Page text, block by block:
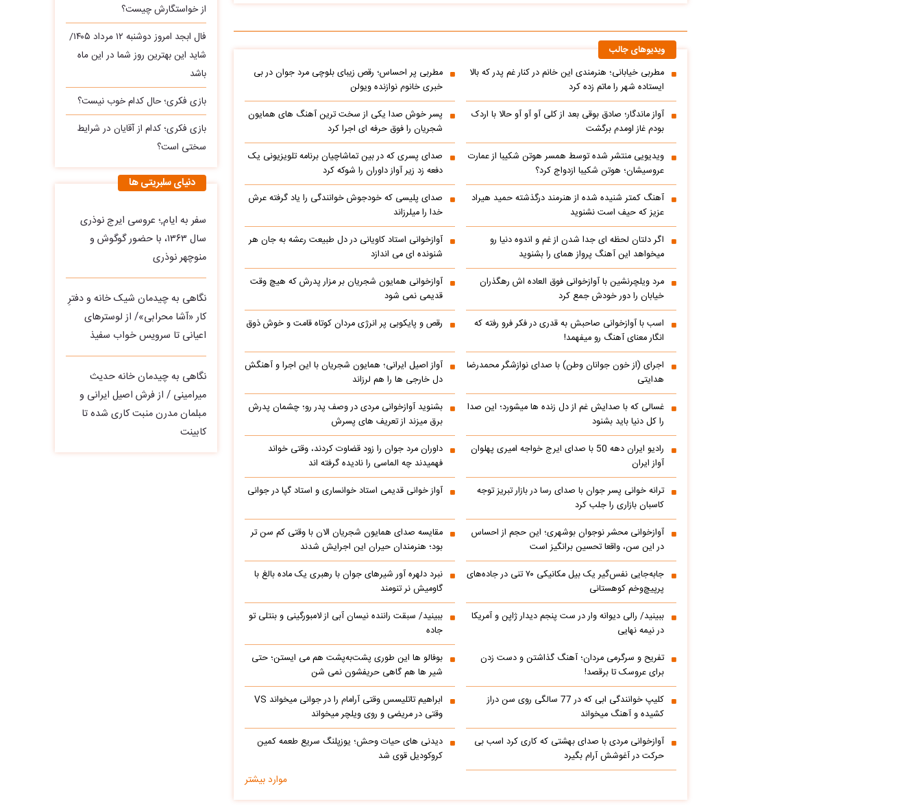
ویدیوهای جالب
مطربی خیابانی؛ هنرمندی این خانم در کنار غم پدر که بالا
ایستاده شهر را ماتم زده کرد
مطربی پر احساس؛ رقص زیبای بلوچی مرد جوان در بی
خبری خانوم نوازنده ویولن
آواز ماندگار؛ صادق بوقی بعد از کلی آو آو آو حالا با اردک
بودم غاز اومدم برگشت
پسر خوش صدا یکی از سخت ترین آهنگ های همایون
شجریان را فوق حرفه ای اجرا کرد
ویدیویی منتشر شده توسط همسر هوتن شکیبا از عمارت
عروسیشان؛ هوتن شکیبا ازدواج کرد؟
صدای پسری که در بین تماشاچیان برنامه تلویزیونی یک
دفعه زد زیر آواز داوران را شوکه کرد
آهنگ کمتر شنیده شده از هنرمند درگذشته حمید هیراد
عزیز که حیف است نشنوید
صدای پلیسی که خودجوش خوانندگی را یاد گرفته عرش
خدا را میلرزاند
اگر دلتان لحظه ای جدا شدن از غم و اندوه دنیا رو
میخواهد این آهنگ پرواز همای را بشنوید
آوازخوانی استاد کاویانی در دل طبیعت رعشه به جان هر
شنونده ای می اندازد
مرد ویلچرنشین با آوازخوانی فوق العاده اش رهگذران
خیابان را دور خودش جمع کرد
آوازخوانی همایون شجریان بر مزار پدرش که هیچ وقت
قدیمی نمی شود
اسب با آوازخوانی صاحبش به قدری در فکر فرو رفته که
انگار معنای آهنگ رو میفهمد!
رقص و پایکوبی پر انرژی مردان کوتاه قامت و خوش ذوق
اجرای (از خون جوانان وطن) با صدای نوازشگر محمدرضا
هدایتی
آواز اصیل ایرانی؛ همایون شجریان با این اجرا و آهنگش
دل خارجی ها را هم لرزاند
غسالی که با صدایش غم از دل زنده ها میشورد؛ این صدا
را کل دنیا باید بشنود
بشنوید آوازخوانی مردی در وصف پدر رو؛ چشمان پدرش
برق میزند از تعریف های پسرش
رادیو ایران دهه 50 با صدای ایرج خواجه امیری پهلوان
آواز ایران
داوران مرد جوان را زود قضاوت کردند، وقتی خواند
فهمیدند چه الماسی را نادیده گرفته اند
ترانه خوانی پسر جوان با صدای رسا در بازار تبریز توجه
کاسبان بازاری را جلب کرد
آواز خوانی قدیمی استاد خوانساری و استاد گپا در جوانی
آوازخوانی محشر نوجوان بوشهری؛ این حجم از احساس
در این سن، واقعا تحسین‌ برانگیز است
مقایسه صدای همایون شجریان الان با وقتی کم سن تر
بود؛ هنرمندان حیران این اجرایش شدند
جابه‌جایی نفس‌گیر یک بیل مکانیکی ۷۰ تنی در جاده‌های
پرپیچ‌وخم کوهستانی
نبرد دلهره آور شیرهای جوان با رهبری یک ماده بالغ با
گاومیش نر تنومند
ببینید/ رالی دیوانه وار در ست پنجم دیدار ژاپن و آمریکا
در نیمه نهایی
ببینید/ سبقت راننده نیسان آبی از لامبورگینی و بنتلی تو
جاده
تفریح و سرگرمی مردان؛ آهنگ گذاشتن و دست زدن
برای عروسک تا برقصد!
بوفالو ها این‌ طوری پشت‌به‌پشت هم می‌ ایستن؛ حتی
شیر ها هم گاهی حریفشون نمی‌ شن
کلیپ خوانندگی ابی که در 77 سالگی روی سن دراز
کشیده و آهنگ میخواند
ابراهیم تاتلیسس وقتی آرامام را در جوانی میخواند VS
وقتی در مریضی و روی ویلچر میخواند
آوازخوانی مردی با صدای بهشتی که کاری کرد اسب بی
حرکت در آغوشش آرام بگیرد
دیدنی های حیات وحش؛ یوزپلنگ سریع طعمه کمین
کروکودیل قوی شد
موارد بیشتر
از خواستگارش چیست؟
فال ابجد امروز دوشنبه ۱۲ مرداد ۱۴۰۵/
شاید این بهترین روز شما در این ماه
باشد
بازی فکری؛ حال کدام خوب نیست؟
بازی فکری؛ کدام از آقایان در شرایط
سختی است؟
دنیای سلبریتی ها
سفر به ایام,؛ عروسی ایرج نوذری
سال ۱۳۶۳، با حضور گوگوش و
منوچهر نوذری
نگاهی به چیدمان شیک خانه و دفترِ
کار «آشا محرابی»/ از لوسترهای
اعیانی تا سرویس خواب سفیذ
نگاهی به چیدمان خانه حدیث
میرامینی / از فرش اصیل ایرانی و
مبلمان مدرن منبت‌ کاری‌ شده تا
کابینت